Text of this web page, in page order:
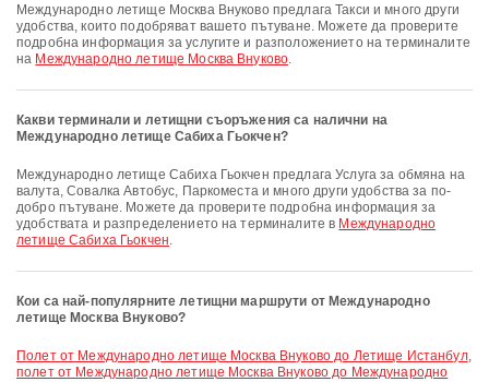
Международно летище Москва Внуково предлага Такси и много други
удобства, които подобряват вашето пътуване. Можете да проверите
подробна информация за услугите и разположението на терминалите
на Международно летище Москва Внуково.
Какви терминали и летищни съоръжения са налични на
Международно летище Сабиха Гьокчен?
Международно летище Сабиха Гьокчен предлага Услуга за обмяна на
валута, Совалка Автобус, Паркоместа и много други удобства за по-
добро пътуване. Можете да проверите подробна информация за
удобствата и разпределението на терминалите в Международно
летище Сабиха Гьокчен.
Кои са най-популярните летищни маршрути от Международно
летище Москва Внуково?
полет от Международно летище Москва Внуково до Летище Истанбул,
полет от Международно летище Москва Внуково до Международно